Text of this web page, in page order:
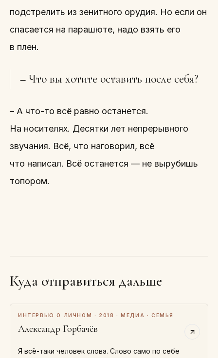
подстрелить из зенитного орудия. Но если он
спасается на парашюте, надо взять его
в плен.
– Что вы хотите оставить после себя?
– А что-то всё равно останется.
На носителях. Десятки лет непрерывного
звучания. Всё, что наговорил, всё
что написал. Всё останется — не вырубишь
топором.
Куда отправиться дальше
ИНТЕРВЬЮ О ЛИЧНОМ · 2018 · МЕДИА · СЕМЬЯ
Александр Горбачёв
Я всё-таки человек слова. Слово само по себе